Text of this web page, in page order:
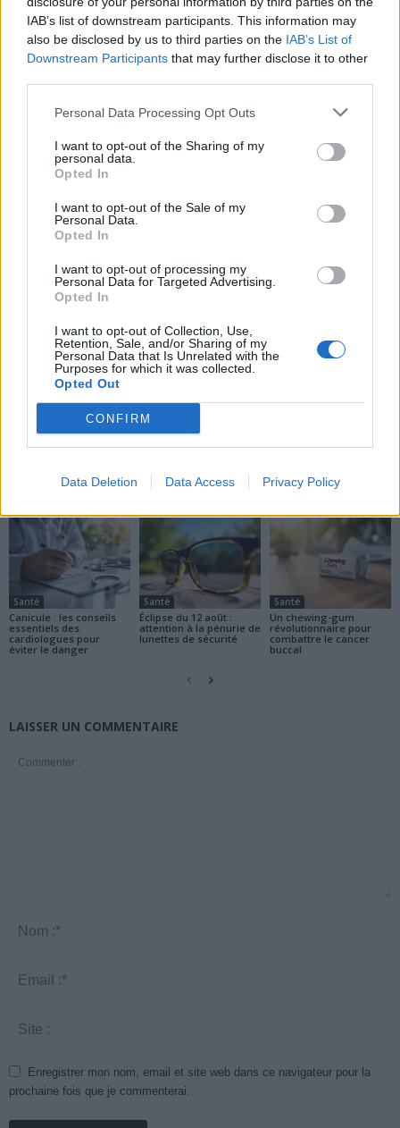
IAB’s list of downstream participants. This information may
also be disclosed by us to third parties on the IAB’s List of
Downstream Participants that may further disclose it to other
Personal Data Processing Opt Outs
I want to opt-out of the Sharing of my
personal data.
Opted In
I want to opt-out of the Sale of my
Personal Data.
Opted In
I want to opt-out of processing my
Personal Data for Targeted Advertising.
Opted In
I want to opt-out of Collection, Use,
Retention, Sale, and/or Sharing of my
Personal Data that Is Unrelated with the
Purposes for which it was collected.
Opted Out
CONFIRM
Data Deletion Data Access Privacy Policy
rénales – une supplémentation sur avis médical peut s’avérer
nécessaire. Les doses élevées de vitamine D en supplément
peuvent entraîner des effets indésirables comme nausées,
Article précédent
de sommeil pour rester en
par le cadmium un Français
news
ARTICLES CONNEXES PLUS DE L'AUTEUR
Santé
Canicule : les conseils
essentiels des
cardiologues pour
éviter le danger
Santé
Éclipse du 12 août :
attention à la pénurie de
lunettes de sécurité
Santé
Un chewing-gum
révolutionnaire pour
combattre le cancer
buccal
LAISSER UN COMMENTAIRE
Enregistrer mon nom, email et site web dans ce navigateur pour la
prochaine fois que je commenterai.